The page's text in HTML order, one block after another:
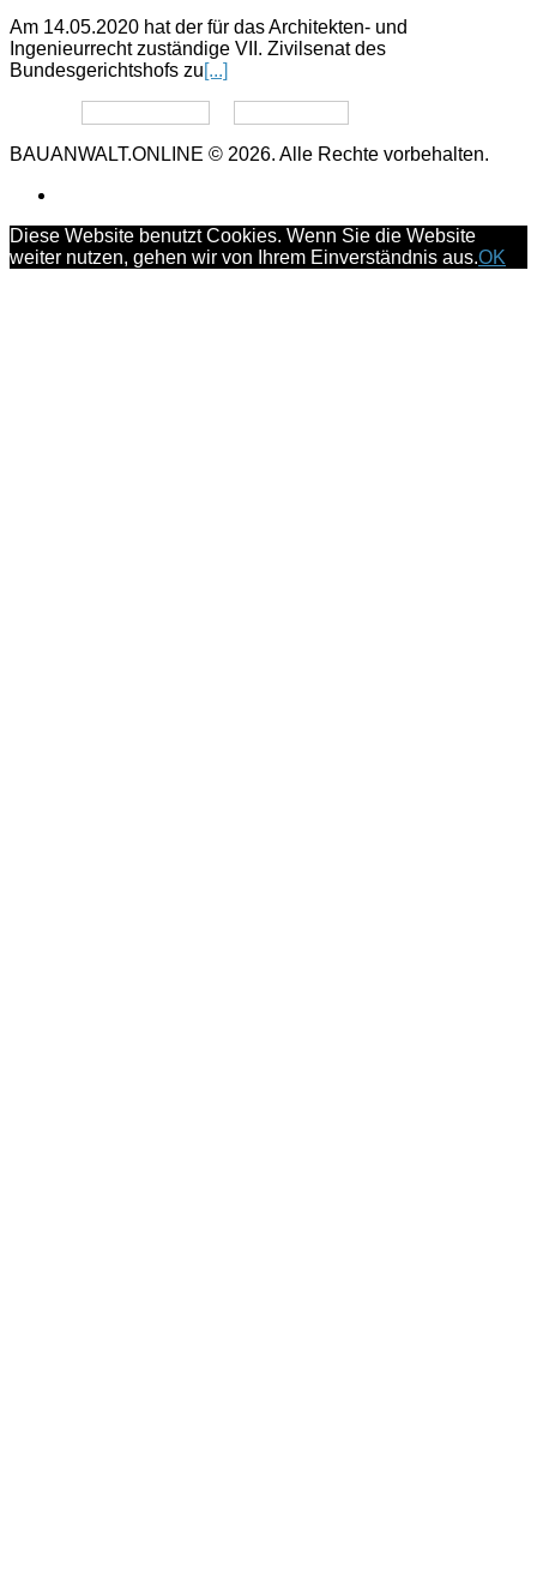
Am 14.05.2020 hat der für das Architekten- und
Ingenieurrecht zuständige VII. Zivilsenat des
Bundesgerichtshofs zu[...]
BAUANWALT.ONLINE © 2026. Alle Rechte vorbehalten.
Diese Website benutzt Cookies. Wenn Sie die Website
weiter nutzen, gehen wir von Ihrem Einverständnis aus.OK